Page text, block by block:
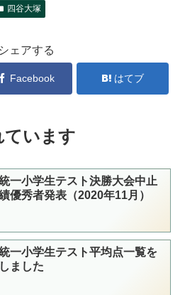
四谷大塚
シェアする
Facebook はてブ
ています
一小学生テスト決勝大会中止
優秀者発表（2020年11月）
一小学生テスト平均点一覧を
ました